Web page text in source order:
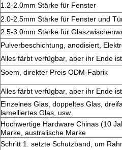
1.2-2.0mm Stärke für Fenster
2.0-2.5mm Stärke für Fenster und
2.5-3.0mm Stärke für
Pulverbeschichtung, anodisiert,
Alles färbt verfügbar, aber ihr Ende
Soem, direkter Preis ODM-Fabrik
Alles färbt verfügbar, aber ihr Ende
Einzelnes Glas, doppeltes Glas,
lamelliertes Glas, usw.
Hochwertige Hardware Chinas (10
Marke, australische Marke
Schritt 1. setzte Schutzband, um